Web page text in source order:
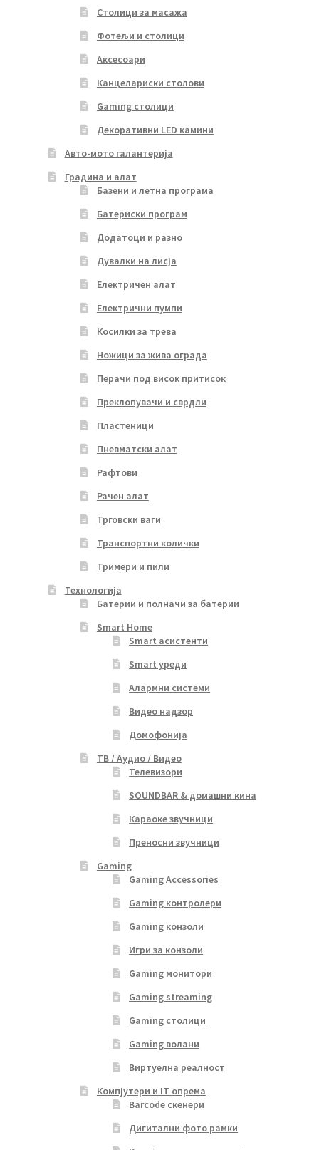
Столици за масажа
Фотељи и столици
Аксесоари
Канцелариски столови
Gaming столици
Декоративни LED камини
Авто-мото галантерија
Градина и алат
Базени и летна програма
Батериски програм
Додатоци и разно
Дувалки на лисја
Електричен алат
Електрични пумпи
Косилки за трева
Ножици за жива ограда
Перачи под висок притисок
Преклопувачи и сврдли
Пластеници
Пневматски алат
Рафтови
Рачен алат
Трговски ваги
Транспортни колички
Тримери и пили
Технологија
Батерии и полначи за батерии
Smart Home
Smart асистенти
Smart уреди
Алармни системи
Видео надзор
Домофонија
ТВ / Аудио / Видео
Телевизори
SOUNDBAR & домашни кина
Караоке звучници
Преносни звучници
Gaming
Gaming Accessories
Gaming контролери
Gaming конзоли
Игри за конзоли
Gaming монитори
Gaming streaming
Gaming столици
Gaming волани
Виртуелна реалност
Компјутери и IT опрема
Barcode скенери
Дигитални фото рамки